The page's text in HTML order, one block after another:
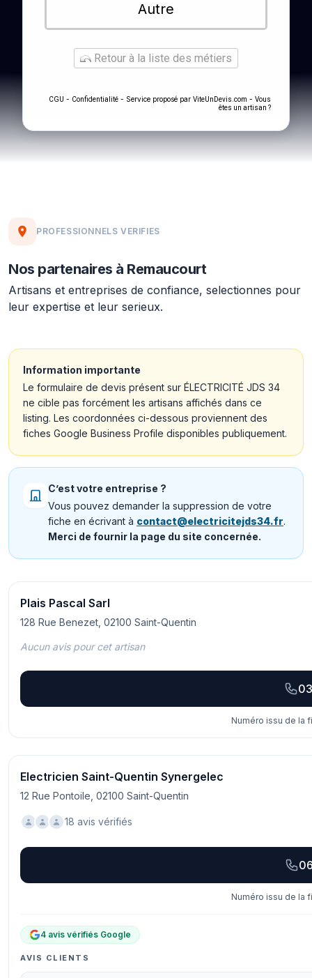
Autre
Retour à la liste des métiers
CGU - Confidentialité - Service proposé par ViteUnDevis.com - Vous
êtes un artisan ?
PROFESSIONNELS VERIFIES
Nos partenaires à Remaucourt
Artisans et entreprises de confiance, selectionnes pour
leur expertise et leur serieux.
Information importante
Le formulaire de devis présent sur ÉLECTRICITÉ JDS 34
ne cible pas forcément les artisans affichés dans ce
listing. Les coordonnées ci-dessous proviennent des
fiches Google Business Profile disponibles publiquement.
C’est votre entreprise ?
Vous pouvez demander la suppression de votre
fiche en écrivant à contact@electricitejds34.fr.
Merci de fournir la page du site concernée.
Plais Pascal Sarl
128 Rue Benezet, 02100 Saint-Quentin
Aucun avis pour cet artisan
Numéro issu de la
Electricien Saint-Quentin Synergelec
12 Rue Pontoile, 02100 Saint-Quentin
18 avis vérifiés
Numéro issu de la
4 avis vérifiés Google
AVIS CLIENTS